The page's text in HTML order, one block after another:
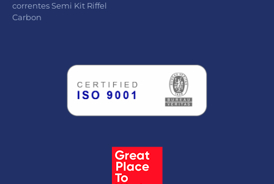
correntes Semi Kit Riffel
Carbon